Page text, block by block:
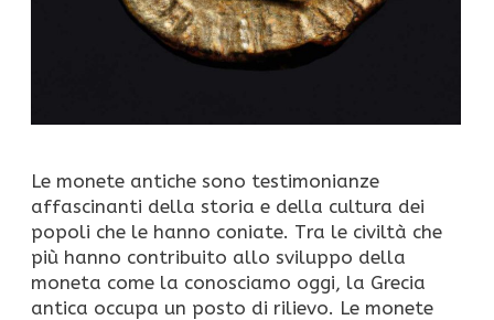
Le monete antiche sono testimonianze
affascinanti della storia e della cultura dei
popoli che le hanno coniate. Tra le civiltà che
più hanno contribuito allo sviluppo della
moneta come la conosciamo oggi, la Grecia
antica occupa un posto di rilievo. Le monete